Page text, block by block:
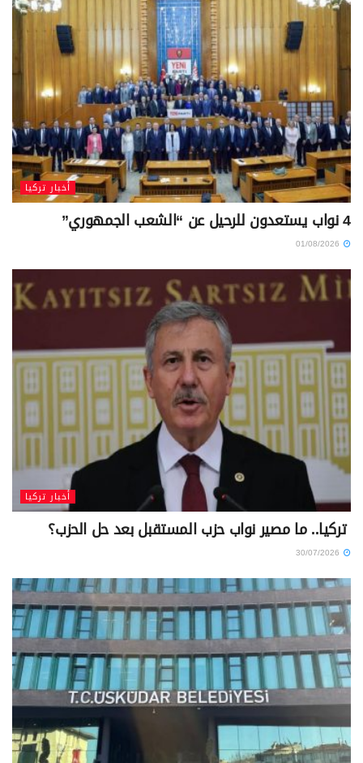
أخبار تركيا
4 نواب يستعدون للرحيل عن “الشعب الجمهوري”
أخبار تركيا
تركيا.. ما مصير نواب حزب المستقبل بعد حل الحزب؟